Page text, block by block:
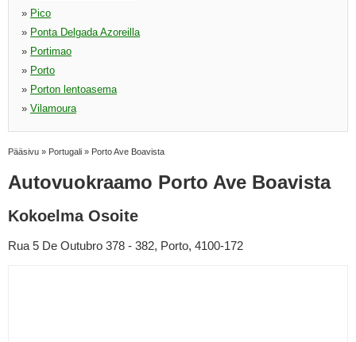
» Pico
» Ponta Delgada Azoreilla
» Portimao
» Porto
» Porton lentoasema
» Vilamoura
Pääsivu » Portugali » Porto Ave Boavista
Autovuokraamo Porto Ave Boavista
Kokoelma Osoite
Rua 5 De Outubro 378 - 382, Porto, 4100-172